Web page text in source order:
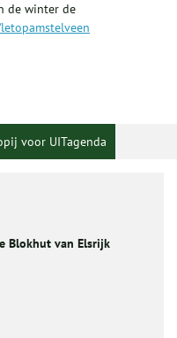
de winter de
voor UITagenda
Blokhut van Elsrijk